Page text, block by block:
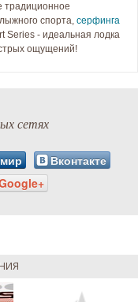
традиционное
спорта, серфинга
Series - идеальная лодка
ощущений!
сетях
Вконтакте